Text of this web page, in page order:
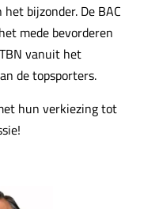
bijzonder. De BAC
mede bevorderen
vanuit het
de topsporters.
hun verkiezing tot